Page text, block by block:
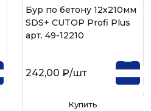
Бур по бетону 12х210мм
SDS+ CUTOP Profi Plus
арт. 49-12210
242,00 ₽/шт
Купить